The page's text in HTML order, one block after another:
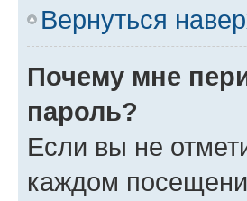
Вернуться
Почему мне
пароль?
Если вы не
каждом